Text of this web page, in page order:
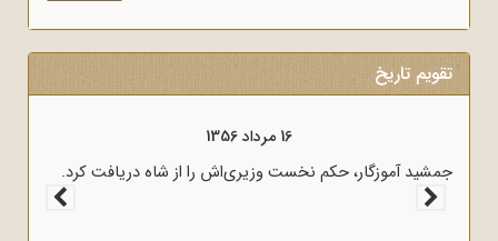
تقویم تاریخ
16 مرداد 1356
جمشید آموزگار، حکم نخست وزیری‌اش را از شاه دریافت کرد.